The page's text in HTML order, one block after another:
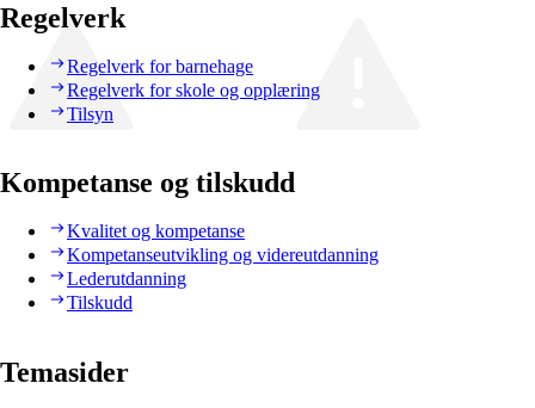
Regelverk
Regelverk for barnehage
Regelverk for skole og opplæring
Tilsyn
Kompetanse og tilskudd
Kvalitet og kompetanse
Kompetanseutvikling og videreutdanning
Lederutdanning
Tilskudd
Temasider